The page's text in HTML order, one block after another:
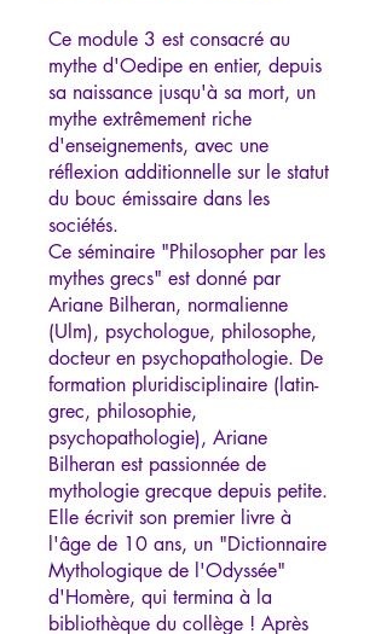
Ce module 3 est consacré au
mythe d'Oedipe en entier, depuis
sa naissance jusqu'à sa mort, un
mythe extrêmement riche
d'enseignements, avec une
réflexion additionnelle sur le statut
du bouc émissaire dans les
sociétés.
Ce séminaire "Philosopher par les
mythes grecs" est donné par
Ariane Bilheran, normalienne
(Ulm), psychologue, philosophe,
docteur en psychopathologie. De
formation pluridisciplinaire (latin-
grec, philosophie,
psychopathologie), Ariane
Bilheran est passionnée de
mythologie grecque depuis petite.
Elle écrivit son premier livre à
l'âge de 10 ans, un "Dictionnaire
Mythologique de l'Odyssée"
d'Homère, qui termina à la
bibliothèque du collège ! Après